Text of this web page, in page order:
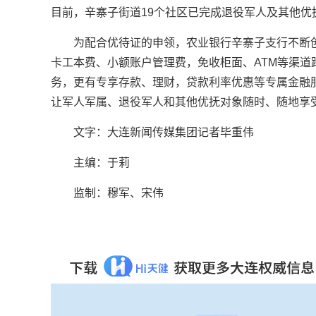
目前，辛寨子街道19个社区已完成退役军人及其他
为配合优待证的申领，农业银行辛寨子支行不
卡工本费、小额账户管理费，免收柜面、ATM等渠
务，更有专享存款、理财，贷款利率优惠等专属金
让军人军属、退役军人和其他优抚对象随时、随地享
文字：大连新闻传媒集团记者毕重伟
主编：于莉
监制：穆军、宋伟